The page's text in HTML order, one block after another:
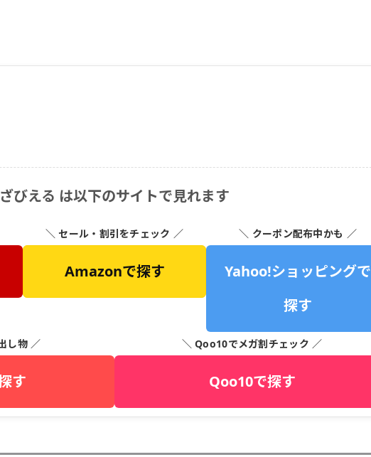
ざびえる は以下のサイトで見れます
＼ セール・割引をチェック ／
Amazonで探す
＼ クーポン配布中かも ／
Yahoo!ショッピングで
探す
し物 ／
す
＼ Qoo10でメガ割チェック ／
Qoo10で探す